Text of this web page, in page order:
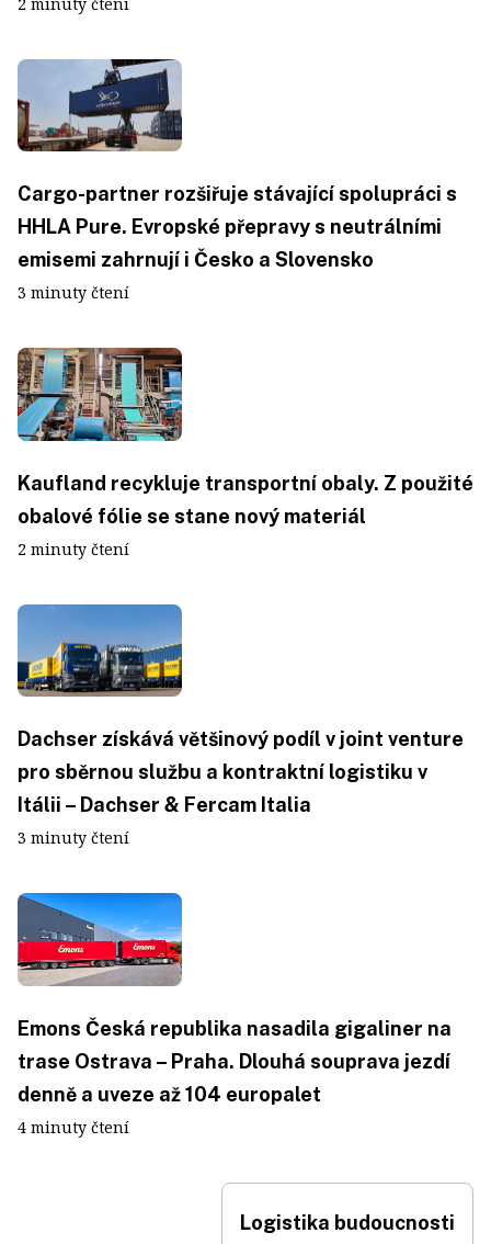
Cargo-partner rozšiřuje stávající spolupráci s
HHLA Pure. Evropské přepravy s neutrálními
emisemi zahrnují i Česko a Slovensko
3 minuty čtení
Kaufland recykluje transportní obaly. Z použité
obalové fólie se stane nový materiál
2 minuty čtení
Dachser získává většinový podíl v joint venture
pro sběrnou službu a kontraktní logistiku v
Itálii – Dachser & Fercam Italia
3 minuty čtení
Emons Česká republika nasadila gigaliner na
trase Ostrava – Praha. Dlouhá souprava jezdí
denně a uveze až 104 europalet
4 minuty čtení
Logistika budoucnosti